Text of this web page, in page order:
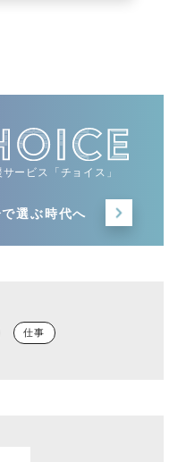
ービス「チョイス」
で選ぶ時代へ
仕事